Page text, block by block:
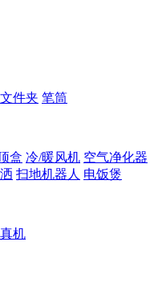
文件夹 笔筒
盒 冷/暖风机 空气净化器
扫地机器人 电饭煲
机